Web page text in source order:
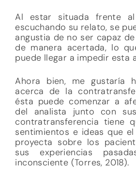
Al estar situada frente
escuchando su relato, se
angustia de no ser capaz
de manera acertada, lo
puede llegar a impedir esta
Ahora bien, me gustaría
acerca de la
ésta puede comenzar a
del analista junto con
contratransferencia tiene
sentimientos e ideas que
proyecta sobre los
sus experiencias
inconsciente (Torres, 2018).